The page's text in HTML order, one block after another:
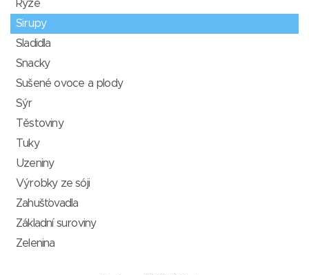
Rýže
Sirupy
Sladidla
Snacky
Sušené ovoce a plody
Sýr
Těstoviny
Tuky
Uzeniny
Výrobky ze sóji
Zahušťovadla
Základní suroviny
Zelenina